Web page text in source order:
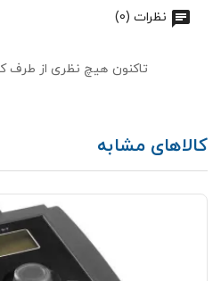
نظرات (0)
تاکنون هیچ نظری از طرف
کالاهای مشابه